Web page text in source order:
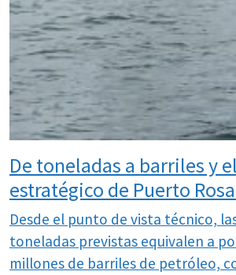
De toneladas a barriles y
estratégico de Puerto
Desde el punto de vista técnico,
toneladas previstas equivalen a
millones de barriles de petróleo,